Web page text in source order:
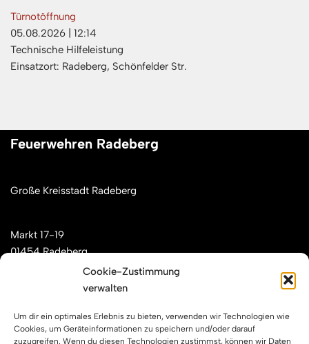
Cookie-Zustimmung
verwalten
Um dir ein optimales Erlebnis zu bieten, verwenden wir Technologien wie
Cookies, um Geräteinformationen zu speichern und/oder darauf
zuzugreifen. Wenn du diesen Technologien zustimmst, können wir Daten
Türnotöffnung
05.08.2026
12:14
Technische Hilfeleistung
Einsatzort: Radeberg, Schönfelder Str.
Feuerwehren Radeberg
Große Kreisstadt Radeberg
Markt 17-19
01454 Radeberg
Mail: kontakt[at]feuerwehren-radeberg.de
Feuerwehren Radeberg im Internet